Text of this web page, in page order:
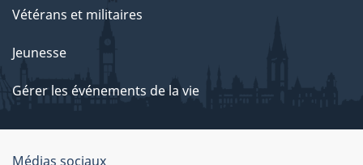
Vétérans et militaires
Jeunesse
Gérer les événements de la vie
Médias sociaux